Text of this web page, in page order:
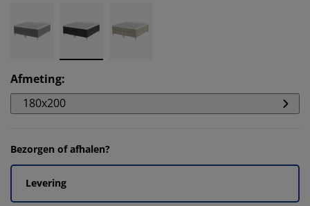
Afmeting:
180x200
Bezorgen of afhalen?
Levering